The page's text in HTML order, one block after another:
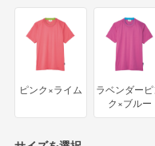
ピンク×ライム
ラベンダーピ
ク×ブルー